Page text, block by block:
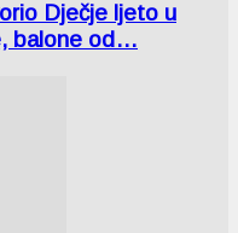
Dječje ljeto u
balone od…